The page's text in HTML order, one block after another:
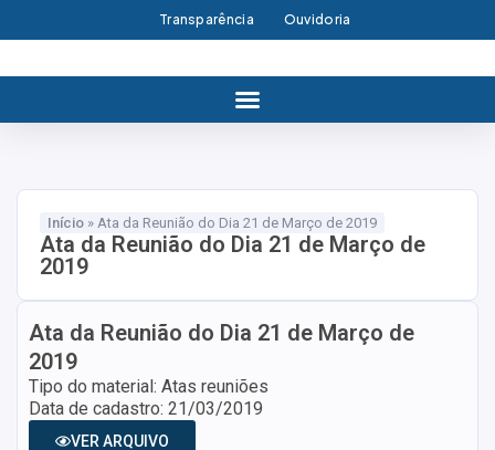
Transparência Ouvidoria
Início » Ata da Reunião do Dia 21 de Março de 2019
Ata da Reunião do Dia 21 de Março de
2019
Ata da Reunião do Dia 21 de Março de
2019
Tipo do material: Atas reuniões
Data de cadastro: 21/03/2019
VER ARQUIVO